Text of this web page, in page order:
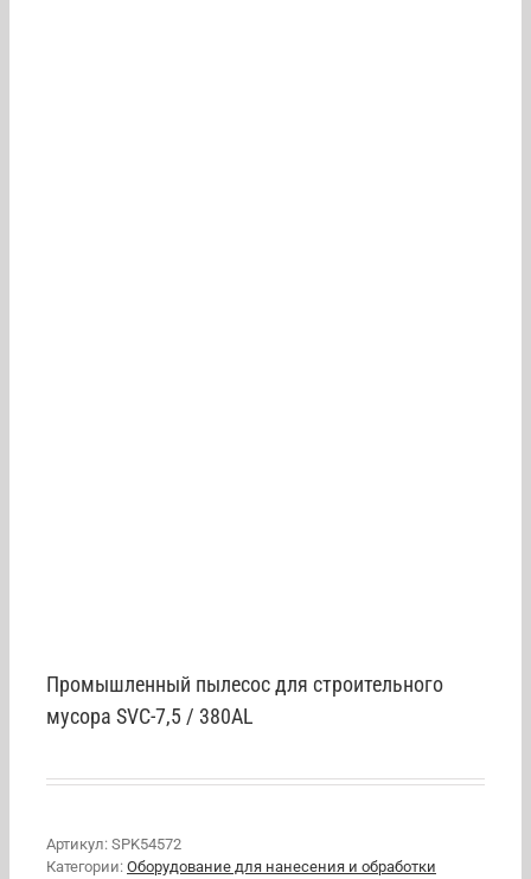
Промышленный пылесос для строительного
мусора SVC-7,5 / 380AL
Артикул: SPK54572
Категории: Оборудование для нанесения и обработки